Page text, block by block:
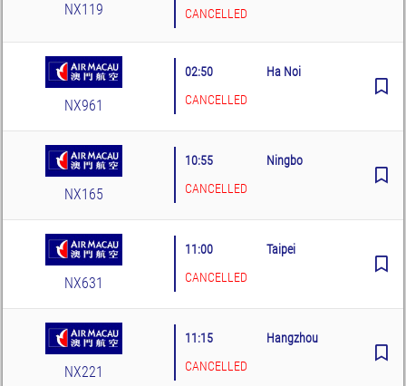
NX119
CANCELLED
NX961
02:50
Ha Noi
CANCELLED
NX165
10:55
Ningbo
CANCELLED
NX631
11:00
Taipei
CANCELLED
NX221
11:15
Hangzhou
CANCELLED